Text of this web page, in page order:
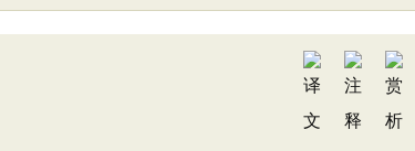
晏几道 周邦彦 杜荀鹤 吴文英 马致远
皮日休
纳兰性德